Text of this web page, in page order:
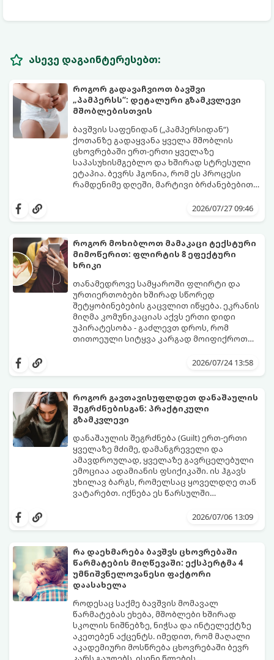
ასევე დაგაინტერესებთ:
როგორ გადავაჩვიოთ ბავშვი
„პამპერსს“: დეტალური გზამკვლევი
მშობლებისთვის
ბავშვის საფენიდან („პამპერსიდან“)
ქოთანზე გადაყვანა ყველა მშობლის
ცხოვრებაში ერთ-ერთი ყველაზე
საპასუხისმგებლო და ხშირად სტრესული
ეტაპია. ბევრს ჰგონია, რომ ეს პროცესი
რამდენიმე დღეში, მარტივი ბრძანებებით
ფიზიოლოგიური და ფსიქოლოგიური
მოთმინებას მოითხოვს.
როგორ გახადოთ ეს პროცესი2026/07/27 09:46
როგორ მოხიბლოთ მამაკაცი ტექსტური
მიმოწერით: ფლირტის 8 ეფექტური
ხრიკი
თანამედროვე სამყაროში ფლირტი და
ურთიერთობები ხშირად სწორედ
შეტყობინებების გაცვლით იწყება. ეკრანის
მიღმა კომუნიკაციას აქვს ერთი დიდი
უპირატესობა - გაძლევთ დროს, რომ
თითოეული სიტყვა კარგად მოიფიქროთ
მოაცილოს და მოუთმენლად ელოდოს
წესი:
2026/07/24 13:58
როგორ გავთავისუფლდეთ დანაშაულის
შეგრძნებისგან: პრაქტიკული
გზამკვლევი
დანაშაულის შეგრძნება (Guilt) ერთ-ერთი
ყველაზე მძიმე, დამანგრეველი და
ამავდროულად, ყველაზე გავრცელებული
ემოციაა ადამიანის ფსიქიკაში. ის ჰგავს
უხილავ ბარგს, რომელსაც ყოველდღე თან
ვატარებთ. იქნება ეს წარსულში
ტკენა, ოჯახის წევრებისთვის
გადაჭარბებული მოთხოვნები
-დანაშაულის განცდა შიგნიდან ფიტავს
ადამიანს და ართმევს მას აწმყოთი
ტკბობის უნარს.
დანაშაულის გრძნობას აქვს თავისი
საკუთარი თუ საზოგადოებრივი მორალური
კოდექსი. თუმცა, როდესაც ეს ემოცია
ქრონიკულ ფორმას იღებს, ის ნევროზულ,
ტოქსიკურ სინდრომად იქცევა.
გთავაზობთ პრაქტიკულ, ფსიქოლოგიურ
გზამკვლევს, თუ როგორ დაამუშაოთ
წარსულის შეცდომები და
გათავისუფლდეთ ამ მძიმე ტვირთისგან:
2026/07/06 13:09
რა დაეხმარება ბავშვს ცხოვრებაში
წარმატების მიღწევაში: ექსპერტმა 4
უმნიშვნელოვანესი ფაქტორი
დაასახელა
როდესაც საქმე ბავშვის მომავალ
წარმატებას ეხება, მშობლები ხშირად
სკოლის ნიშნებზე, ნიჭსა და ინტელექტზე
აკეთებენ აქცენტს. იმედით, რომ მაღალი
აკადემიური მოსწრება ცხოვრებაში ბევრ